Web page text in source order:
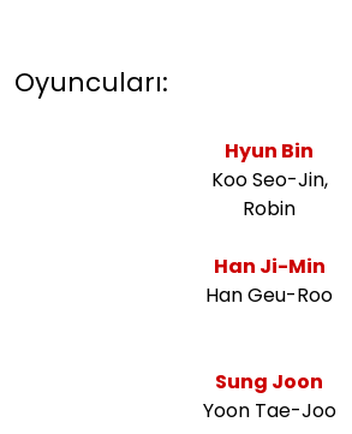
Oyuncuları:
Hyun Bin
Koo Seo-Jin,
Robin
Han Ji-Min
Han Geu-Roo
Sung Joon
Yoon Tae-Joo